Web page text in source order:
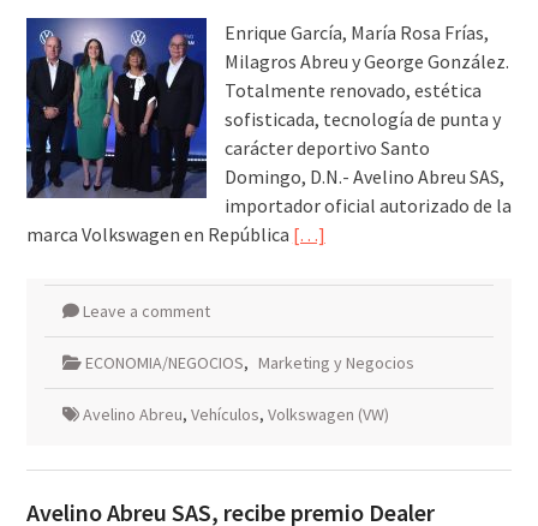
Enrique García, María Rosa Frías,
Milagros Abreu y George González.
Totalmente renovado, estética
sofisticada, tecnología de punta y
carácter deportivo Santo
Domingo, D.N.- Avelino Abreu SAS,
importador oficial autorizado de la
marca Volkswagen en República […]
Leave a comment
ECONOMIA/NEGOCIOS, Marketing y Negocios
Avelino Abreu, Vehículos, Volkswagen (VW)
Avelino Abreu SAS, recibe premio Dealer